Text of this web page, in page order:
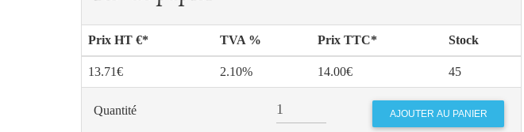
Prix HT €* TVA % Prix TTC* Stock
13.71€ 2.10% 14.00€ 45
Quantité